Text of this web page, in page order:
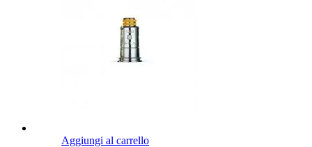
Aggiungi al carrello